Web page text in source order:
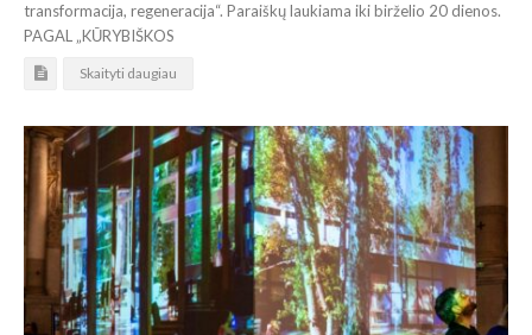
transformacija, regeneracija“. Paraiškų laukiama iki birželio 20 dienos.
PAGAL „KŪRYBIŠKOS
Skaityti daugiau